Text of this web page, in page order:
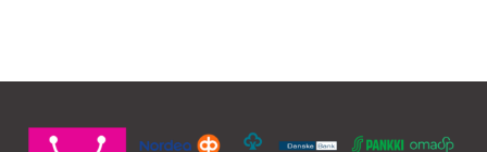
valinnat